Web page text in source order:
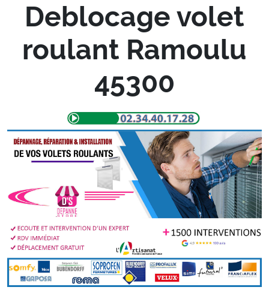
Deblocage volet
roulant Ramoulu
45300